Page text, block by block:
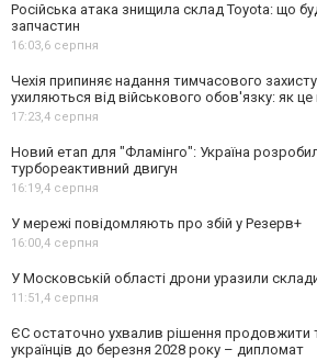
Російська атака знищила склад Toyota: що
запчастин
16:03,6 серпня
Чехія припиняє надання тимчасового захисту
ухиляються від військового обов'язку: як
17:23,4 серпня
Новий етап для "Фламінго": Україна
турбореактивний двигун
16:19,4 серпня
У мережі повідомляють про збій у Резерв+
16:00,4 серпня
У Московській області дрони уразили
11:51,4 серпня
ЄС остаточно ухвалив рішення продовжити
українців до березня 2028 року – дипломат